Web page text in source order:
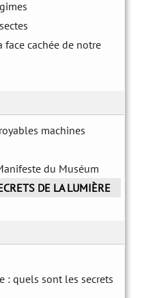
cachée de notre
machines
du Muséum
DE LA LUMIÈRE
: quels sont les secrets